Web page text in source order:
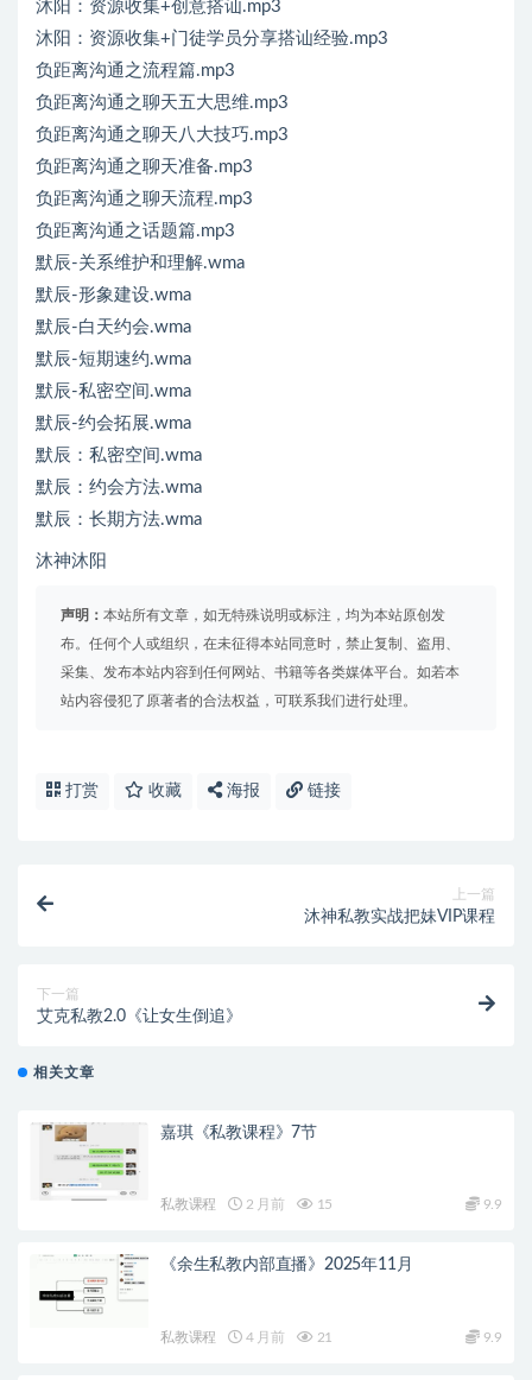
沐阳：资源收集+创意搭讪.mp3
沐阳：资源收集+门徒学员分享搭讪经验.mp3
负距离沟通之流程篇.mp3
负距离沟通之聊天五大思维.mp3
负距离沟通之聊天八大技巧.mp3
负距离沟通之聊天准备.mp3
负距离沟通之聊天流程.mp3
负距离沟通之话题篇.mp3
默辰-关系维护和理解.wma
默辰-形象建设.wma
默辰-白天约会.wma
默辰-短期速约.wma
默辰-私密空间.wma
默辰-约会拓展.wma
默辰：私密空间.wma
默辰：约会方法.wma
默辰：长期方法.wma
沐神沐阳
声明： 本站所有文章，如无特殊说明或标注，均为本站原创发
布。任何个人或组织，在未征得本站同意时，禁止复制、盗用、
采集、发布本站内容到任何网站、书籍等各类媒体平台。如若本
站内容侵犯了原著者的合法权益，可联系我们进行处理。
打赏 收藏 海报 链接
上一篇
沐神私教实战把妹VIP课程
下一篇
艾克私教2.0《让女生倒追》
相关文章
嘉琪《私教课程》7节
私教课程 2 月前 15 9.9
《余生私教内部直播》2025年11月
私教课程 4 月前 21 9.9